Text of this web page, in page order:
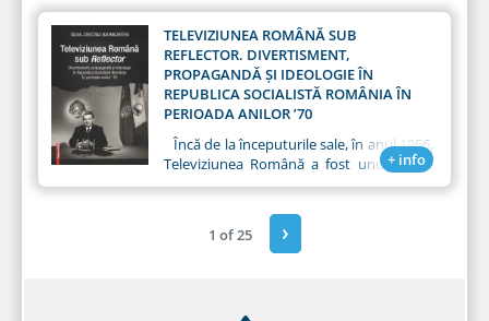
din 23 mai, unde Nicolae Ceauşescu şi
Paul Niculescu‑Mizil s-au întâlnit cu
cineaştii, acest tip de film este „inspirat
din diferite zone şi aspecte ale realităţii”.
TELEVIZIUNEA ROMÂNĂ SUB
REFLECTOR. DIVERTISMENT,
PROPAGANDĂ ŞI IDEOLOGIE ÎN
REPUBLICA SOCIALISTĂ ROMÂNIA ÎN
PERIOADA ANILOR ’70
Încă de la începuturile sale, în anul 1956,
Televiziunea Română a fost unul dintre
instrumentele prin care vocea
atât la propriu, cât şi la figurat –, având ca
rol primordial propagarea ideologiei
+ info
1 of 25 ›